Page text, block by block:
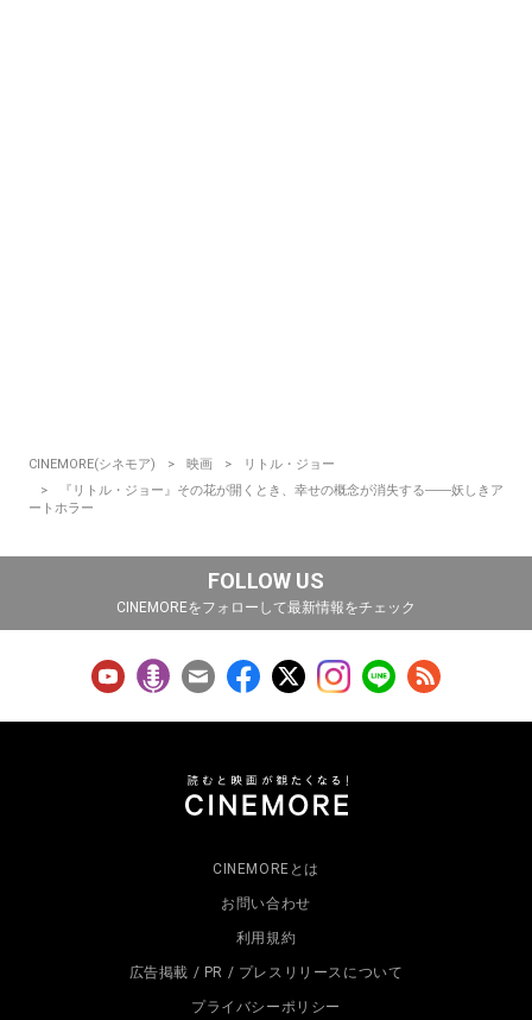
CINEMORE(シネモア) 映画
リトル・ジョー
『リトル・ジョー』その花が開くとき、幸せの概念が消失する――妖しきア
ートホラー
FOLLOW US
CINEMOREをフォローして最新情報をチェック
CINEMOREとは
お問い合わせ
利用規約
広告掲載 / PR / プレスリリースについて
プライバシーポリシー